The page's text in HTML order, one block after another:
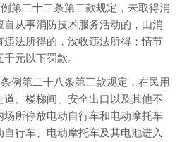
第二十二条第二款规定，未取得消
从事消防技术服务活动的，由消
法所得的，没收违法所得；情节
元以下罚款。
例第二十八条第三款规定，在民用
、楼梯间、安全出口以及其他不
所停放电动自行车和电动摩托车
行车、电动摩托车及其电池进入